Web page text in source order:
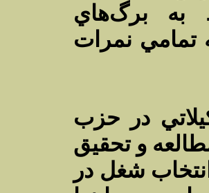
به برگ‌هاي
تمامي نمرات
در حزب
و تحقيق
شغل در